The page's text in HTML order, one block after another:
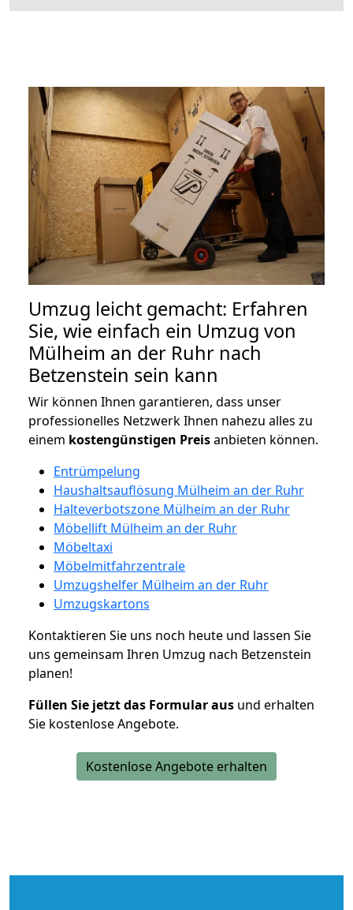
Umzug leicht gemacht: Erfahren
Sie, wie einfach ein Umzug von
Mülheim an der Ruhr nach
Betzenstein sein kann
Wir können Ihnen garantieren, dass unser
professionelles Netzwerk Ihnen nahezu alles zu
einem kostengünstigen Preisanbieten können.
Entrümpelung
Haushaltsauflösung Mülheim an der Ruhr
Halteverbotszone Mülheim an der Ruhr
Möbellift Mülheim an der Ruhr
Möbeltaxi
Möbelmitfahrzentrale
Umzugshelfer Mülheim an der Ruhr
Umzugskartons
Kontaktieren Sie uns noch heute und lassen Sie
uns gemeinsam Ihren Umzug nach Betzenstein
planen!
Füllen Sie jetzt das Formular aus und erhalten
Sie kostenlose Angebote.
Kostenlose Angebote erhalten